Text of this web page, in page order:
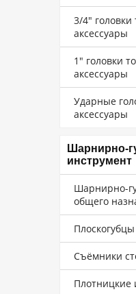
3/4"
аксессуары
1" головки
аксессуары
Ударные
аксессуары
Шарнирно-
инструмент
Шарнирно-
общего
Съёмники
Плотницкие